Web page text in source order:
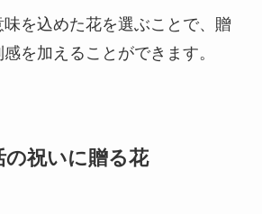
を込めた花を選ぶことで、贈
を加えることができます。
の祝いに贈る花